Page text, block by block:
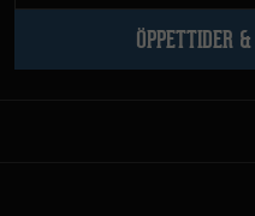
ÖPPETTIDER